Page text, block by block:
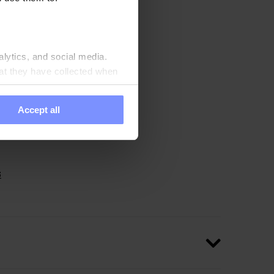
and social media.
they have collected when
Accept all
testati in un